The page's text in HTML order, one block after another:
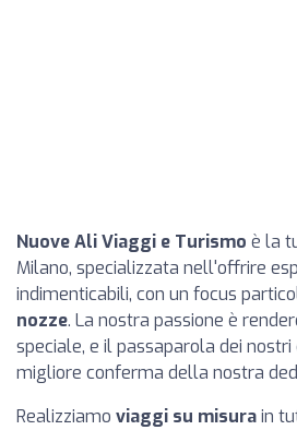
Nuove Ali Viaggi e Turismo è la
Milano, specializzata nell'offrire
indimenticabili, con un focus
nozze. La nostra passione è
speciale, e il passaparola dei
migliore conferma della nostra
Realizziamo viaggi su misurain